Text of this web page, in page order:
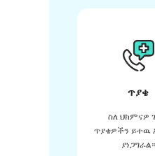
ጥያቄ
ስለ ህክምናዎ
ጥያቄዎችን ይተዉ
ያነጋግራል።